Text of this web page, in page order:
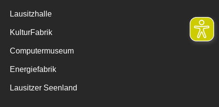
Lausitzhalle
KulturFabrik
Computermuseum
Energiefabrik
Lausitzer Seenland